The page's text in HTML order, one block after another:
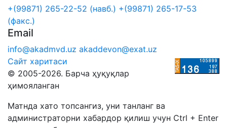
+(99871) 265-22-52 (навб.) +(99871) 265-17-53
(факс.)
Email
info@akadmvd.uz akaddevon@exat.uz
Сайт харитаси
© 2005-2026. Барча ҳуқуқлар
ҳимояланган
Матнда хато топсангиз, уни танланг ва
администраторни хабардор қилиш учун Ctrl + Enter